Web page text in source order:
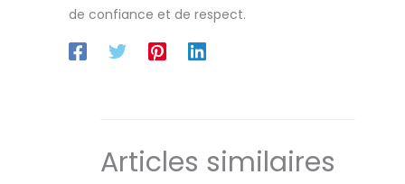
de confiance et de respect.
Articles similaires